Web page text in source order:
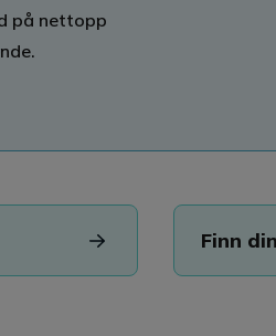
på nettopp
Finn